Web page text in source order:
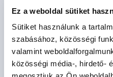
Ez a weboldal sütiket
Sütiket használunk a
szabásához, közösségi
valamint
közösségi média-, hirdető-
26lakás